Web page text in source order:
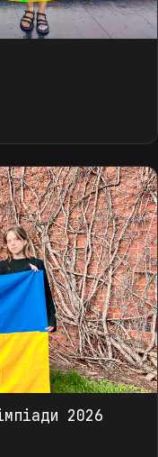
2026